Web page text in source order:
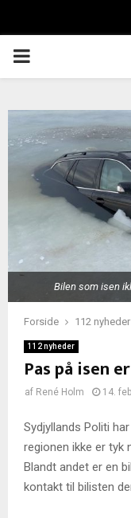
PRIMARY
Bilen som isen
Forside 112 nyheder
112 nyheder
Pas på isen
af René Holm 14.
Sydjyllands Politi
regionen ikke er tyk
Blandt andet er en
kontakt til bilisten